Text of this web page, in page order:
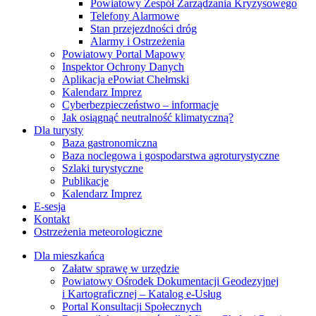
Powiatowy Zespół Zarządzania Kryzysowego
Telefony Alarmowe
Stan przejezdności dróg
Alarmy i Ostrzeżenia
Powiatowy Portal Mapowy
Inspektor Ochrony Danych
Aplikacja ePowiat Chełmski
Kalendarz Imprez
Cyberbezpieczeństwo – informacje
Jak osiągnąć neutralność klimatyczną?
Dla turysty
Baza gastronomiczna
Baza noclegowa i gospodarstwa agroturystyczne
Szlaki turystyczne
Publikacje
Kalendarz Imprez
E-sesja
Kontakt
Ostrzeżenia meteorologiczne
Dla mieszkańca
Załatw sprawę w urzędzie
Powiatowy Ośrodek Dokumentacji Geodezyjnej
i Kartograficznej – Katalog e-Usług
Portal Konsultacji Społecznych